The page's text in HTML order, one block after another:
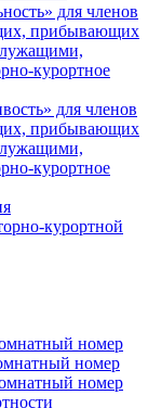
для членов
прибывающих
курортное
для членов
прибывающих
курортное
курортной
номер
номер
номер